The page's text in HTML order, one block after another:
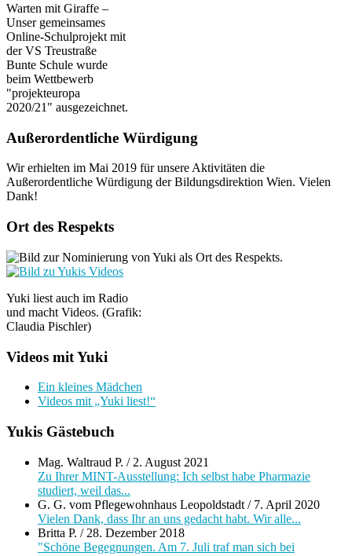
Warten mit Giraffe –
Unser gemeinsames
Online-Schulprojekt mit
der VS Treustraße
Bunte Schule wurde
beim Wettbewerb
"projekteuropa
2020/21" ausgezeichnet.
Außerordentliche Würdigung
Wir erhielten im Mai 2019 für unsere Aktivitäten die
Außerordentliche Würdigung der Bildungsdirektion Wien. Vielen
Dank!
Ort des Respekts
Yuki liest auch im Radio
und macht Videos. (Grafik:
Claudia Pischler)
Videos mit Yuki
Ein kleines Mädchen
Videos mit „Yuki liest!“
Yukis Gästebuch
Mag. Waltraud P. / 2. August 2021
Zu Ihrer MINT-Ausstellung: Ich selbst habe Pharmazie
studiert, weil das...
G. G. vom Pflegewohnhaus Leopoldstadt / 7. April 2020
Vielen Dank, dass Ihr an uns gedacht habt. Wir alle...
Britta P. / 28. Dezember 2018
"Schöne Begegnungen. Am 7. Juli traf man sich bei